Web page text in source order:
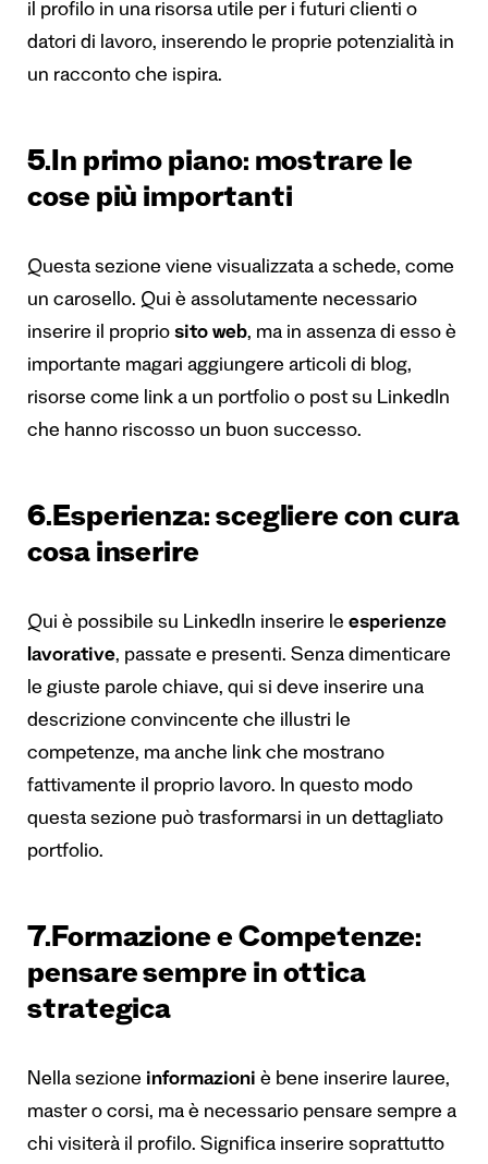
il profilo in una risorsa utile per i futuri clienti o
datori di lavoro, inserendo le proprie potenzialità in
un racconto che ispira.
5.In primo piano: mostrare le
cose più importanti
Questa sezione viene visualizzata a schede, come
un carosello. Qui è assolutamente necessario
inserire il proprio sito web, ma in assenza di esso è
importante magari aggiungere articoli di blog,
risorse come link a un portfolio o post su LinkedIn
che hanno riscosso un buon successo.
6.Esperienza: scegliere con cura
cosa inserire
Qui è possibile su LinkedIn inserire le esperienze
lavorative, passate e presenti. Senza dimenticare
le giuste parole chiave, qui si deve inserire una
descrizione convincente che illustri le
competenze, ma anche link che mostrano
fattivamente il proprio lavoro. In questo modo
questa sezione può trasformarsi in un dettagliato
portfolio.
7.Formazione e Competenze:
pensare sempre in ottica
strategica
Nella sezione informazioni è bene inserire lauree,
master o corsi, ma è necessario pensare sempre a
chi visiterà il profilo. Significa inserire soprattutto